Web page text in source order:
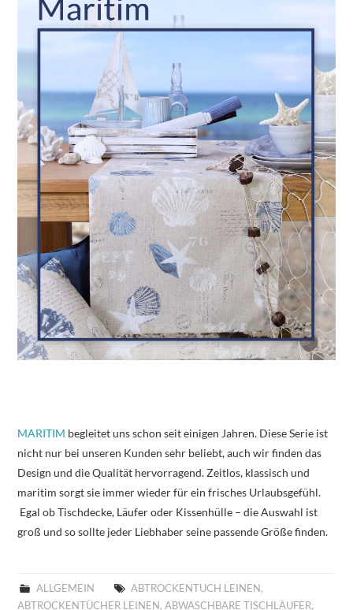
MARITIM begleitet uns schon seit einigen Jahren. Diese Serie ist
nicht nur bei unseren Kunden sehr beliebt, auch wir finden das
Design und die Qualität hervorragend. Zeitlos, klassisch und
maritim sorgt sie immer wieder für ein frisches Urlaubsgefühl.
Egal ob Tischdecke, Läufer oder Kissenhülle – die Auswahl ist
groß und so sollte jeder Liebhaber seine passende Größe finden.
ALLGEMEIN ABTROCKENTUCH LEINEN ,
ABTROCKENTÜCHER LEINEN ,ABWASCHBARE TISCHLÄUFER,